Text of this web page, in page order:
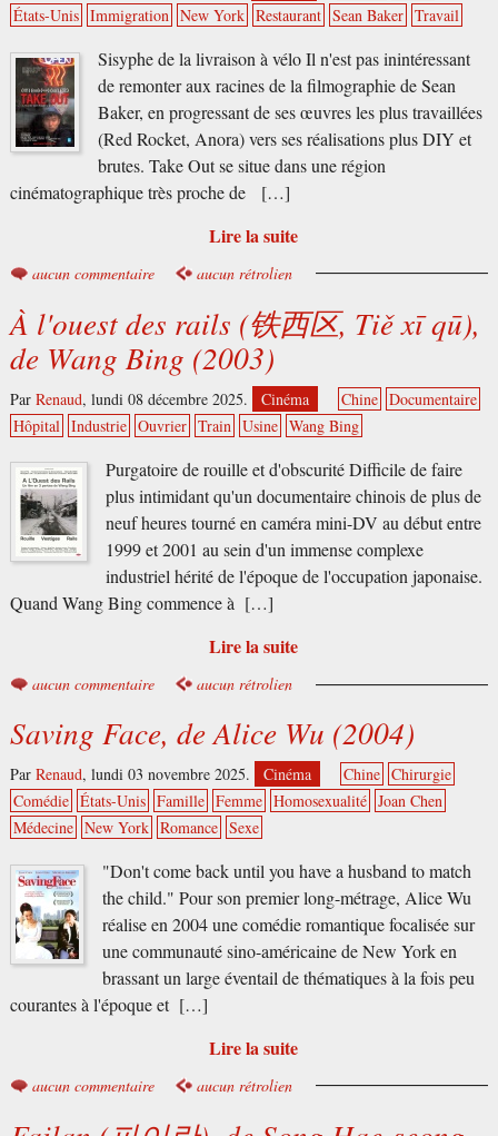
États-Unis Immigration New York Restaurant Sean Baker Travail
Sisyphe de la livraison à vélo Il n'est pas inintéressant
de remonter aux racines de la filmographie de Sean
Baker, en progressant de ses œuvres les plus travaillées
(Red Rocket, Anora) vers ses réalisations plus DIY et
brutes. Take Out se situe dans une région
cinématographique très proche de […]
Lire la suite
aucun commentaire aucun rétrolien
À l'ouest des rails (铁西区, Tiě xī qū),
de Wang Bing (2003)
Par Renaud, lundi 08 décembre 2025. Cinéma Chine Documentaire
Hôpital Industrie Ouvrier Train Usine Wang Bing
Purgatoire de rouille et d'obscurité Difficile de faire
plus intimidant qu'un documentaire chinois de plus de
neuf heures tourné en caméra mini-DV au début entre
1999 et 2001 au sein d'un immense complexe
industriel hérité de l'époque de l'occupation japonaise.
Quand Wang Bing commence à […]
Lire la suite
aucun commentaire aucun rétrolien
Saving Face, de Alice Wu (2004)
Par Renaud, lundi 03 novembre 2025. Cinéma Chine Chirurgie
Comédie États-Unis Famille Femme Homosexualité Joan Chen
Médecine New York Romance Sexe
"Don't come back until you have a husband to match
the child." Pour son premier long-métrage, Alice Wu
réalise en 2004 une comédie romantique focalisée sur
une communauté sino-américaine de New York en
brassant un large éventail de thématiques à la fois peu
courantes à l'époque et […]
Lire la suite
aucun commentaire aucun rétrolien